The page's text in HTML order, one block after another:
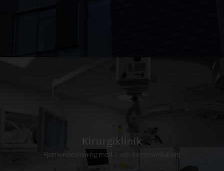
Kirurgiklinik
Fjernundervisning med 2-vejs kommunikation